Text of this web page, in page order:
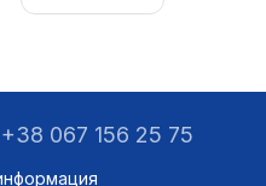
+38 067 156 25 75